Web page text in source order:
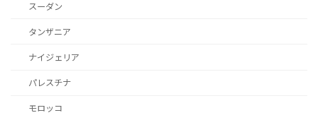
スーダン
タンザニア
ナイジェリア
パレスチナ
モロッコ